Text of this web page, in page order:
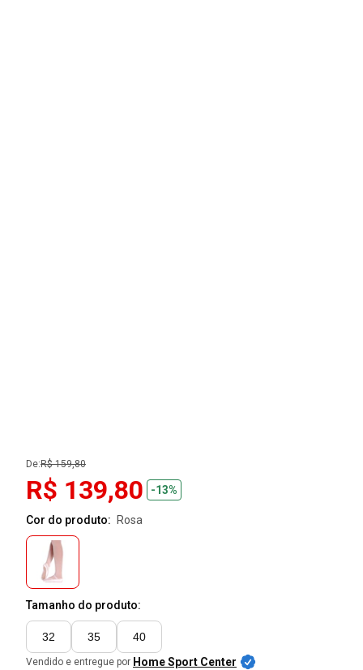
De:R$ 159,80
R$ 139,80 -13%
Cor do produto: rosa
Tamanho do produto:
32 35 40
Vendido e entregue por Home Sport Center